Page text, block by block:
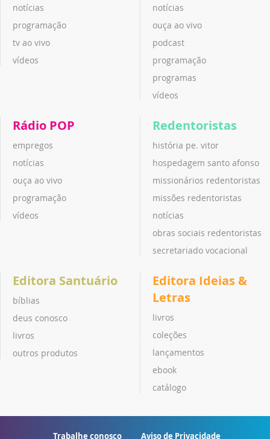
notícias
programação
tv ao vivo
vídeos
notícias
ouça ao vivo
podcast
programação
programas
vídeos
Rádio POP
empregos
notícias
ouça ao vivo
programação
vídeos
Redentoristas
história pe. vitor
hospedagem santo afonso
missionários redentoristas
missões redentoristas
notícias
obras sociais redentoristas
secretariado vocacional
Editora Santuário
bíblias
deus conosco
livros
outros produtos
Editora Ideias &
Letras
livros
coleções
lançamentos
ebook
catálogo
Trabalhe conosco Aviso de Privacidade